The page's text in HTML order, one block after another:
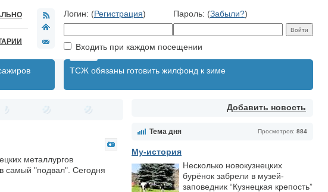
Логин: (Регистрация) Пароль: (Забыли?)
Входить при каждом посещении
ТСЖ обязаны готовить жилфонд к зиме
Добавить новость
Просмотров: 884
Тема дня
Му-история
Несколько новокузнецких
бурёнок забрели в музей-
заповедник “Кузнецкая крепость”
металлургов
самый "подвал". Сегодня